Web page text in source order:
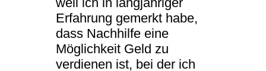
Erfahrung gemerkt habe,
dass Nachhilfe eine
Möglichkeit Geld zu
verdienen ist, bei der ich